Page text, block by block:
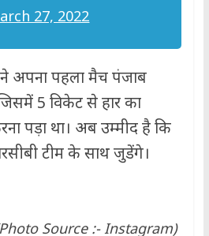
27, 2022
अपना पहला मैच पंजाब
5 विकेट से हार का
पड़ा था। अब उम्मीद है कि
टीम के साथ जुडेंगे।
Source :- Instagram)